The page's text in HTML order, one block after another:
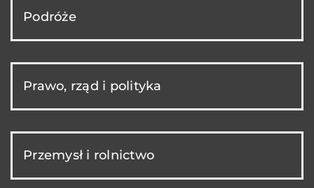
Podróże
Prawo, rząd i polityka
Przemysł i rolnictwo